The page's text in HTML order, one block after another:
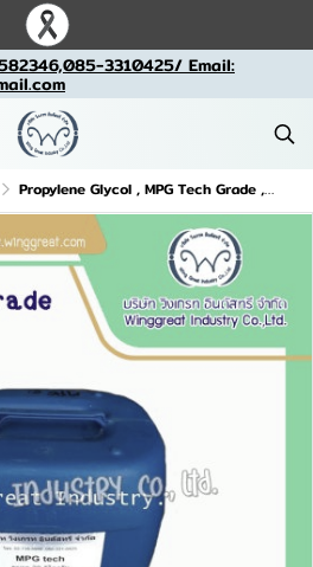
3310425/ Email:
Propylene Glycol , MPG Tech Grade ,Monopropylene Glycol, โมโนโพรพิลีน ไกลคอล